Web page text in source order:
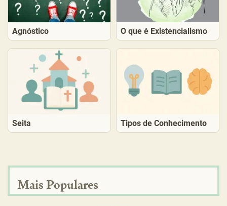
Agnóstico O que é Existencialismo
Seita Tipos de Conhecimento
Mais Populares